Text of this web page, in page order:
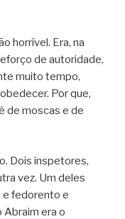
horrível. Era, na
de autoridade,
muito tempo,
Por que,
de moscas e de
Dois inspetores,
vez. Um deles
e fedorento e
Abraim era o